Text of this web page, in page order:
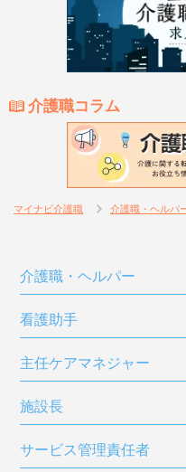
介護職コラム
マイナビ介護職 介護職・ヘルパ
介護職・ヘルパー
看護助手
主任ケアマネジャー
施設長
サービス管理責任者